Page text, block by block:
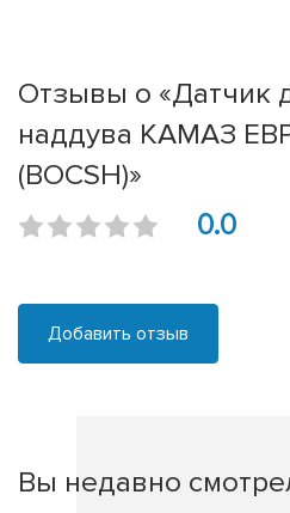
Отзывы о «Датчик
наддува КАМАЗ
(BOCSH)»
0.0
Добавить отзыв
Вы недавно